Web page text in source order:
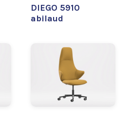
DIEGO 5910
abilaud